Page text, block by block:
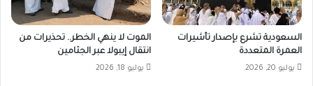
السعودية تشرع بإصدار تأشيرات
العمرة المتعددة
يوليو 20, 2026
الموت لا ينهي الخطر.. تحذيرات من
انتقال إيبولا عبر الجثامين
يوليو 18, 2026